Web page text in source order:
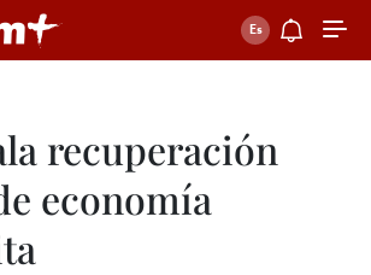
recuperación
economía